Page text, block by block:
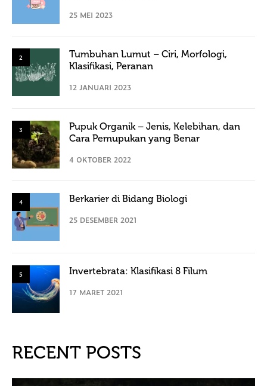
25 MEI 2023
2
Tumbuhan Lumut – Ciri, Morfologi,
Klasifikasi, Peranan
12 JANUARI 2023
3
Pupuk Organik – Jenis, Kelebihan, dan
Cara Pemupukan yang Benar
4 OKTOBER 2022
4 Berkarier di Bidang Biologi
25 DESEMBER 2021
5 Invertebrata: Klasifikasi 8 Filum
17 MARET 2021
RECENT POSTS